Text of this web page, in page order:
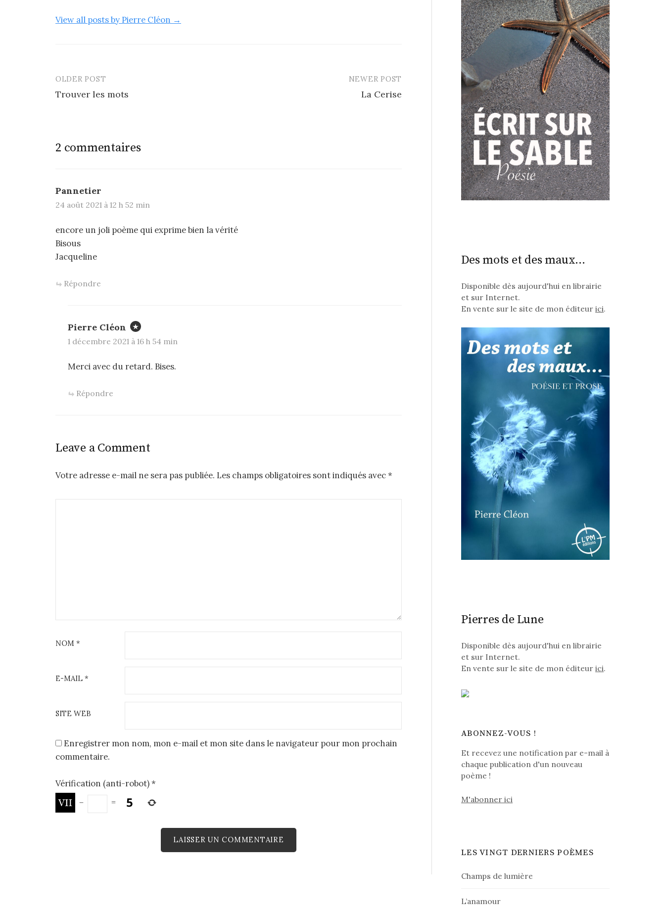
View all posts by Pierre Cléon →
Post
navigation
OLDER POST
Trouver les mots
NEWER POST
La Cerise
2 commentaires
Pannetier
24 août 2021 à 12 h 52 min
encore un joli poème qui exprime bien la vérité
Bisous
Jacqueline
Répondre
Pierre Cléon
1 décembre 2021 à 16 h 54 min
Merci avec du retard. Bises.
Répondre
Leave a Comment
Votre adresse e-mail ne sera pas publiée. Les champs obligatoires sont indiqués avec*
NOM *
E-MAIL *
SITE WEB
Enregistrer mon nom, mon e-mail et mon site dans le navigateur pour mon prochain
commentaire.
Vérification (anti-robot)*
−
=
Des mots et des maux...
Disponible dès aujourd'hui en librairie
et sur Internet.
En vente sur le site de mon éditeurici.
Pierres de Lune
Disponible dès aujourd'hui en librairie
et sur Internet.
En vente sur le site de mon éditeurici.
ABONNEZ-VOUS !
Et recevez une notification par e-mail à
chaque publication d'un nouveau
poème !
M'abonner ici
LES VINGT DERNIERS POÈMES
Champs de lumière
L’anamour